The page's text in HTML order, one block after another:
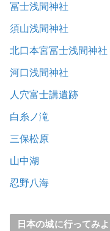
冨士浅間神社
須山浅間神社
北口本宮冨士浅間神社
河口浅間神社
人穴富士講遺跡
白糸ノ滝
三保松原
山中湖
忍野八海
日本の城に行ってみよ